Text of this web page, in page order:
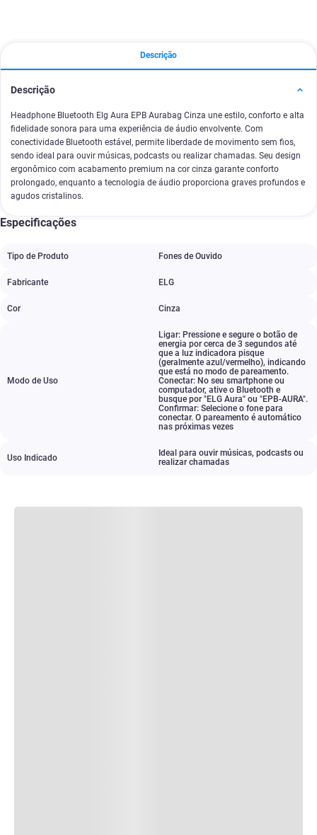
Descrição
Descrição
Headphone Bluetooth Elg Aura EPB Aurabag Cinza une estilo, conforto e alta
fidelidade sonora para uma experiência de áudio envolvente. Com
conectividade Bluetooth estável, permite liberdade de movimento sem fios,
sendo ideal para ouvir músicas, podcasts ou realizar chamadas. Seu design
ergonômico com acabamento premium na cor cinza garante conforto
prolongado, enquanto a tecnologia de áudio proporciona graves profundos e
agudos cristalinos.
Especificações
Tipo de Produto Fones de Ouvido
Fabricante ELG
Cor Cinza
Modo de Uso
Ligar: Pressione e segure o botão de
energia por cerca de 3 segundos até
que a luz indicadora pisque
(geralmente azul/vermelho), indicando
que está no modo de pareamento.
Conectar: No seu smartphone ou
computador, ative o Bluetooth e
busque por "ELG Aura" ou "EPB-AURA".
Confirmar: Selecione o fone para
conectar. O pareamento é automático
nas próximas vezes
Uso Indicado Ideal para ouvir músicas, podcasts ou
realizar chamadas